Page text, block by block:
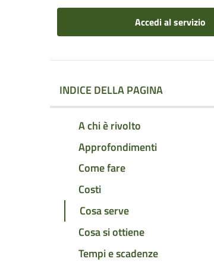
Accedi al servizio
INDICE DELLA PAGINA
A chi è rivolto
Approfondimenti
Come fare
Costi
Cosa serve
Cosa si ottiene
Tempi e scadenze